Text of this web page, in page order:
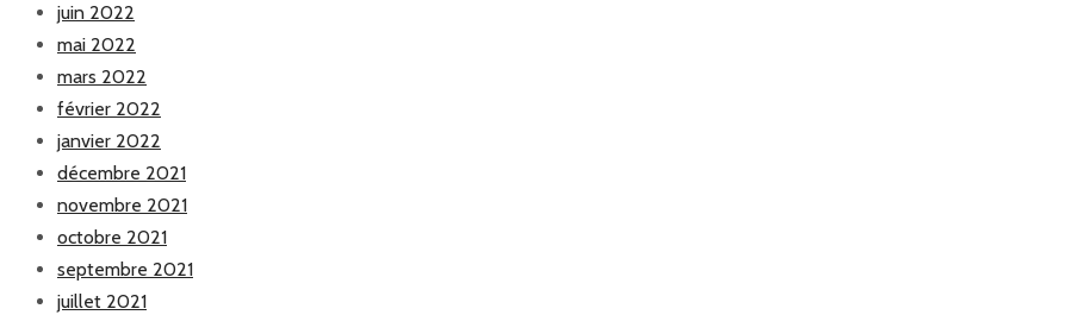
juin 2022
mai 2022
mars 2022
février 2022
janvier 2022
décembre 2021
novembre 2021
octobre 2021
septembre 2021
juillet 2021